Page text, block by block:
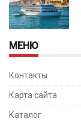
МЕНЮ
Контакты
Карта сайта
Каталог